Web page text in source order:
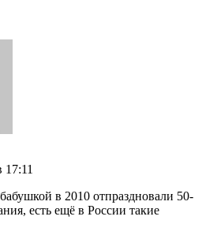
17:11
в 2010 отпраздновали 50-
есть ещё в России такие